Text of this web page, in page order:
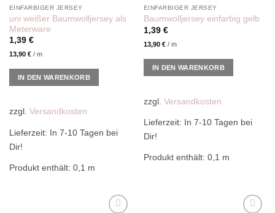
EINFARBIGER JERSEY
uni weißer Baumwolljersey als
Meterware
1,39 €
13,90 €/ m
IN DEN WARENKORB
zzgl. Versandkosten
Lieferzeit: In 7-10 Tagen bei
Dir!
Produkt enthält: 0,1 m
EINFARBIGER JERSEY
Baumwolljersey einfarbig gelb
1,39 €
13,90 €/ m
IN DEN WARENKORB
zzgl. Versandkosten
Lieferzeit: In 7-10 Tagen bei
Dir!
Produkt enthält: 0,1 m